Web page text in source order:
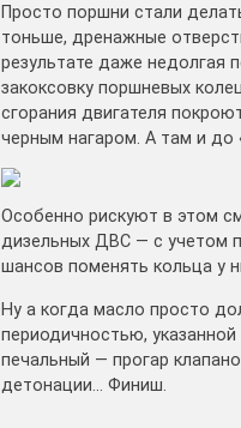
Просто поршни стали
тоньше, дренажные
результате даже недолгая
закоксовку поршневых
сгорания двигателя
черным нагаром. А там и до
Особенно рискуют в этом
дизельных ДВС — с учетом
шансов поменять кольца у
Ну а когда масло просто
периодичностью,
печальный — прогар
детонации… Финиш.